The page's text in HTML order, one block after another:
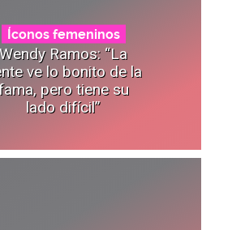
Íconos femeninos
Wendy Ramos: “La
ve lo bonito de la
pero tiene su
lado difícil”